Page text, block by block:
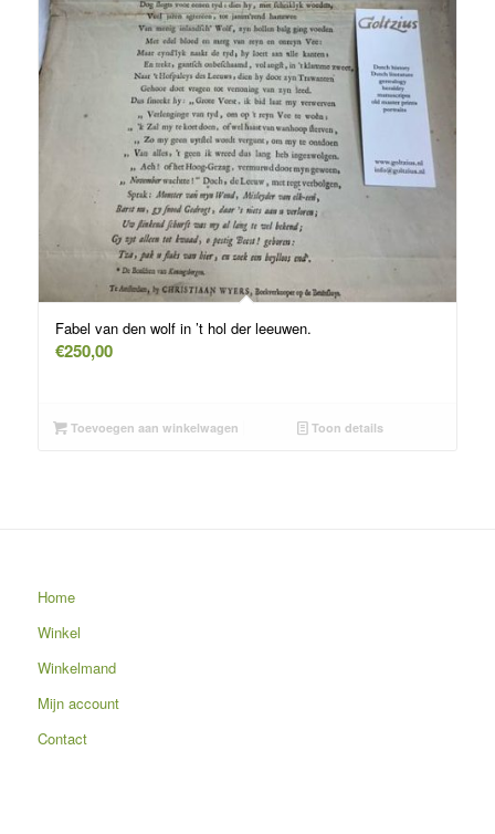
Fabel van den wolf in ’t hol der leeuwen.
€250,00
Toevoegen aan winkelwagen Toon details
Home
Winkel
Winkelmand
Mijn account
Contact